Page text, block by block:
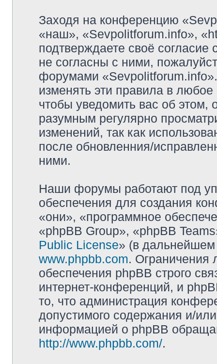
Заходя на конференцию
«наш», «Sevpolitforum.info»,
подтверждаете своё
не согласны с ними,
форумами
изменять эти правила в
чтобы уведомить вас об
разумным регулярно
изменений, так как
после обновленния/
ними.
Наши форумы работают под
обеспечения для создания
«они», «программное
«phpBB Group», «phpBB
Public License» (в дальнейшем
www.phpbb.com. Ограничения
обеспечения phpBB строго
интернет-конференций, и
то, что администрация
допустимого содержания и/
информацией о phpBB
http://www.phpbb.com/.